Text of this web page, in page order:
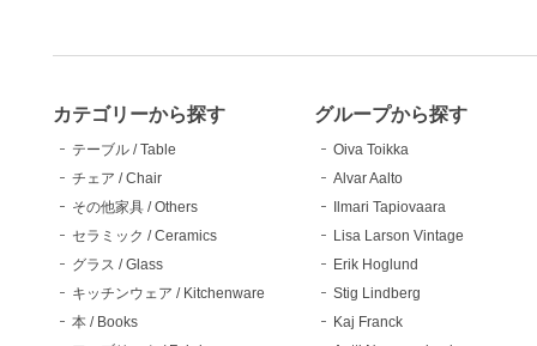
カテゴリーから探す
テーブル / Table
チェア / Chair
その他家具 / Others
セラミック / Ceramics
グラス / Glass
キッチンウェア / Kitchenware
本 / Books
グループから探す
Oiva Toikka
Alvar Aalto
Ilmari Tapiovaara
Lisa Larson Vintage
Erik Hoglund
Stig Lindberg
Kaj Franck